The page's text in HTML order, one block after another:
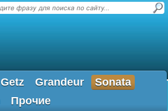
Getz Grandeur
Sonata
Прочие